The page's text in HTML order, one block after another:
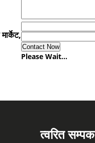
Please Wait...
त्वरित सम्पक